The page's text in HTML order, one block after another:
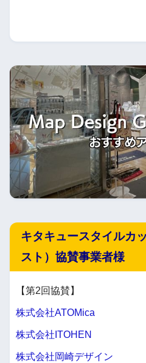
キタキュースタイルカ
スト）協賛事業者様
【第2回協賛】
株式会社ATOMica
株式会社ITOHEN
株式会社岡崎デザイン